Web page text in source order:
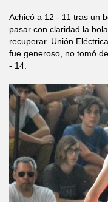
Achicó a 12 - 11 tras un
pasar con claridad la
recuperar. Unión
fue generoso, no tomó
- 14.